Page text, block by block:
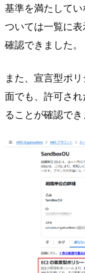
基準を満たして
ついては一覧に
確認できました。
また、宣言型ポ
面でも、許可さ
ることが確認でき